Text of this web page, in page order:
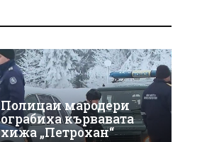
Полицаи мародери
ограбиха кървавата
хижа „Петрохан“